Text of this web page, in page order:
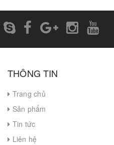
THÔNG TIN
Trang chủ
Sản phẩm
Tin tức
Liên hệ